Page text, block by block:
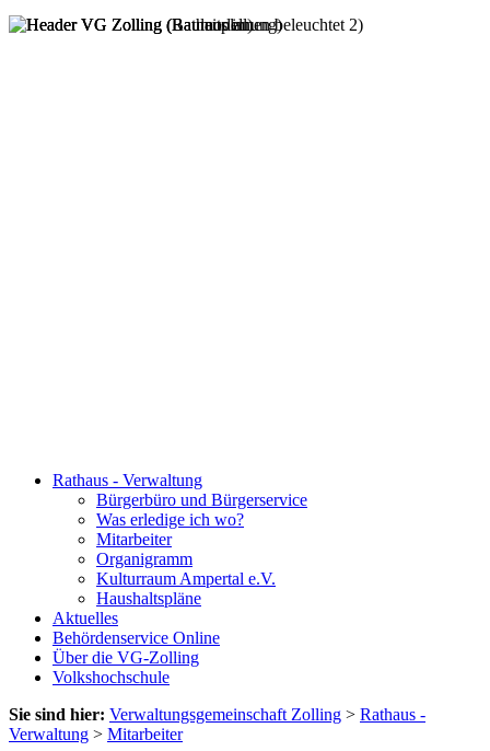
Rathaus - Verwaltung
Bürgerbüro und Bürgerservice
Was erledige ich wo?
Mitarbeiter
Organigramm
Kulturraum Ampertal e.V.
Haushaltspläne
Aktuelles
Behördenservice Online
Über die VG-Zolling
Volkshochschule
Sie sind hier: Verwaltungsgemeinschaft Zolling > Rathaus -
Verwaltung > Mitarbeiter